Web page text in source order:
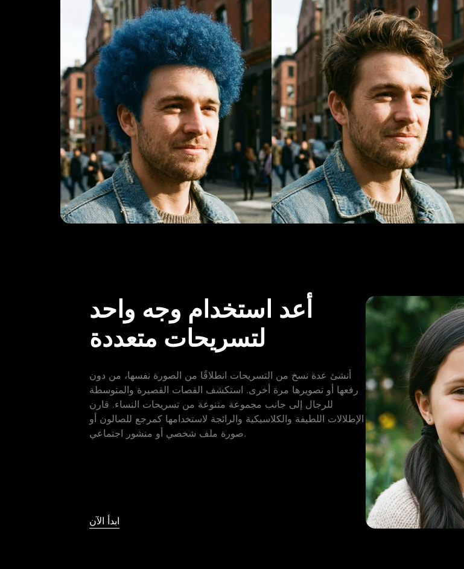
أعد استخدام وجه واحد
لتسريحات متعددة
أنشئ عدة نسخ من التسريحات انطلاقًا من الصورة نفسها، من دون
رفعها أو تصويرها مرة أخرى. استكشف القصات القصيرة والمتوسطة
للرجال إلى جانب مجموعة متنوعة من تسريحات النساء. قارن
الإطلالات اللطيفة والكلاسيكية والرائجة لاستخدامها كمرجع للصالون أو
صورة ملف شخصي أو منشور اجتماعي.
ابدأ الآن